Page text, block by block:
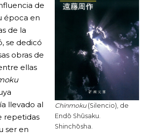
Chinmoku(Silencio), de
Endō Shūsaku.
Shinchōsha.
de
época en
de la
se dedicó
obras de
ellas
llevado al
repetidas
ser en